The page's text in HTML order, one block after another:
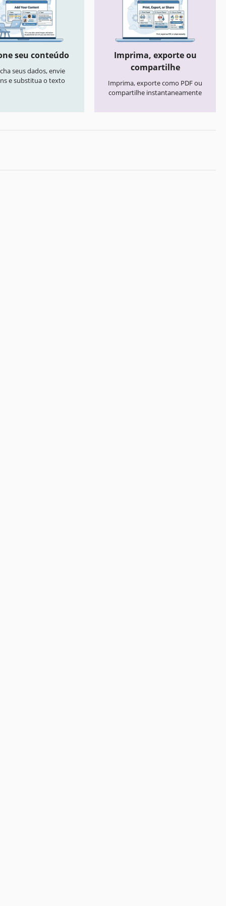
seu conteúdo
seus dados, envie
e substitua o texto
Imprima, exporte ou
compartilhe
Imprima, exporte como PDF ou
compartilhe instantaneamente